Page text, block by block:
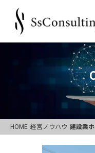
HOME 経営ノウハウ 建設業